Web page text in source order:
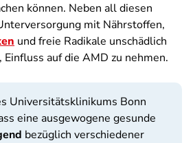
können. Neben all diesen
mit Nährstoffen,
und freie Radikale unschädlich
Einfluss auf die AMD zu nehmen.
Universitätsklinikums Bonn
eine ausgewogene gesunde
bezüglich verschiedener